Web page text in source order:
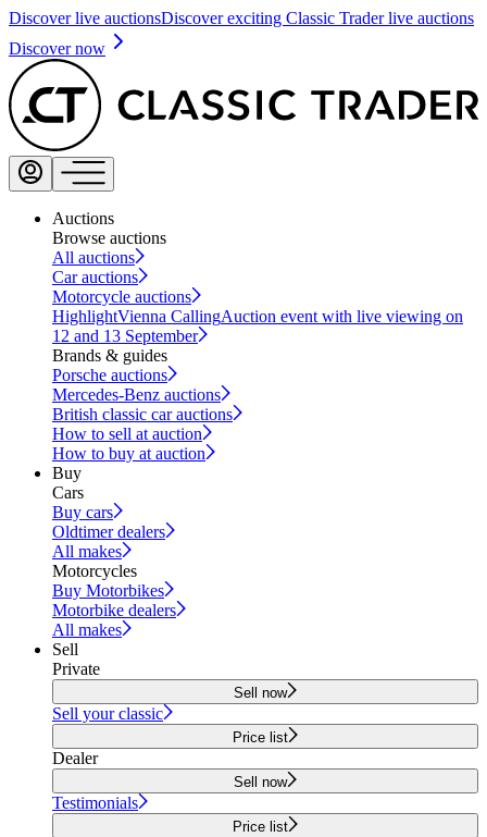
Discover live auctionsDiscover exciting Classic Trader live auctions
Discover now
Auctions
Browse auctions
All auctions
Car auctions
Motorcycle auctions
HighlightVienna CallingAuction event with live viewing on
12 and 13 September
Brands & guides
Porsche auctions
Mercedes-Benz auctions
British classic car auctions
How to sell at auction
How to buy at auction
Buy
Cars
Buy cars
Oldtimer dealers
All makes
Motorcycles
Buy Motorbikes
Motorbike dealers
All makes
Sell
Private
Sell now
Sell your classic
Price list
Dealer
Sell now
Testimonials
Price list